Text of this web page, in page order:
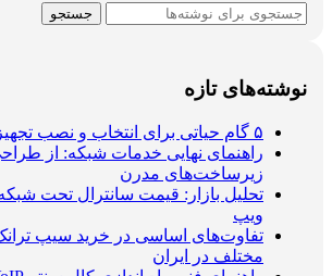
جستجو
نوشته‌های تازه
۵ گام حیاتی برای انتخاب و نصب تجهیزات ویپ پیشرفته
راهنمای نهایی خدمات شبکه: از
زیرساخت‌های مدرن
تحلیل بازار: قیمت سانترال تحت شبکه
ویپ
تفاوت‌های اساسی در خرید سیپ ترانک
مختلف در ایران